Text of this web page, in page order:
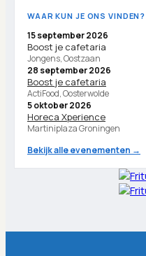
WAAR KUN JE ONS VINDEN?
15 september 2026
Boost je cafetaria
Jongens, Oostzaan
28 september 2026
Boost je cafetaria
ActiFood, Oosterwolde
5 oktober 2026
Horeca Xperience
Martiniplaza Groningen
Bekijk alle evenementen →